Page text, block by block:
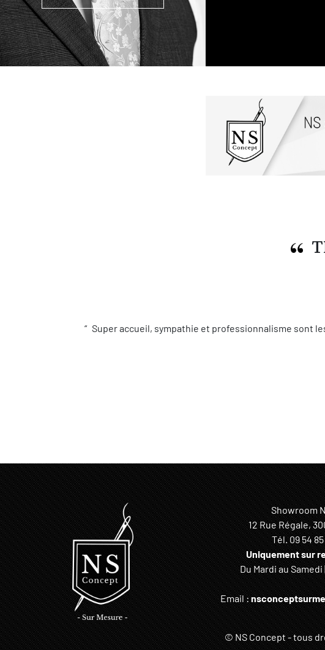
Super accueil, sympathie et professionnalisme sont
Showroom
12 Rue Régale,
Tél. 09 54
Uniquement sur
Du Mardi au Samedi
Email :
© NS Concept - tous